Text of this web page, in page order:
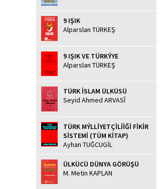
9 IŞIK
Alparslan TÜRKEŞ
9 IŞIK VE TÜRKÝYE
Alparslan TÜRKEŞ
TÜRK İSLAM ÜLKÜSÜ
Seyid Ahmed ARVASÎ
TÜRK MÝLLİYETÇİLİİĞİ FİKİR
SİSTEMİ (TÜM KİTAP)
Ayhan TUĞCUGİL
ÜLKÜCÜ DÜNYA GÖRÜŞÜ
M. Metin KAPLAN